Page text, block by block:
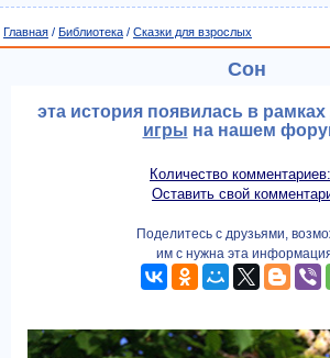
Главная / Библиотека / Сказки для взрослых
Сон
эта история появилась в рамках
игры на нашем
Количество
Оставить свой
Поделитесь с друзьями,
им с нужна эта